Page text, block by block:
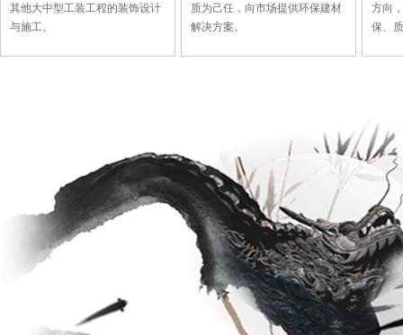
其他大中型工装工程的装饰设计
与施工。
质为己任，向市场提供环保建材
解决方案。
方向
保、